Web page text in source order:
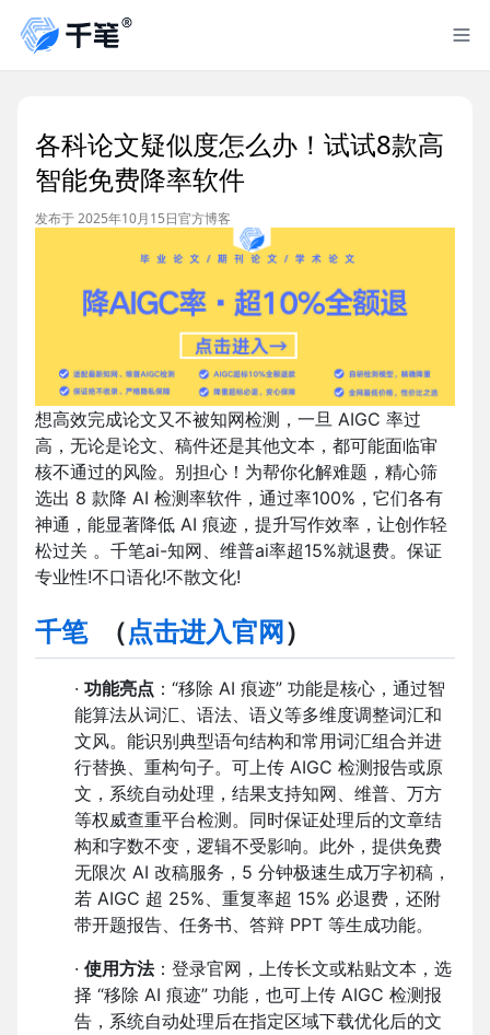
各科论文疑似度怎么办！试试8款高
智能免费降率软件
发布于 2025年10月15日官方博客
想高效完成论文又不被知网检测，一旦 AIGC 率过
高，无论是论文、稿件还是其他文本，都可能面临审
核不通过的风险。别担心！为帮你化解难题，精心筛
选出 8 款降 AI 检测率软件，通过率100%，它们各有
神通，能显著降低 AI 痕迹，提升写作效率，让创作轻
松过关 。千笔ai-知网、维普ai率超15%就退费。保证
专业性!不口语化!不散文化!
千笔（点击进入官网 ）
· 功能亮点 ：“移除 AI 痕迹” 功能是核心，通过智
能算法从词汇、语法、语义等多维度调整词汇和
文风。能识别典型语句结构和常用词汇组合并进
行替换、重构句子。可上传 AIGC 检测报告或原
文，系统自动处理，结果支持知网、维普、万方
等权威查重平台检测。同时保证处理后的文章结
构和字数不变，逻辑不受影响。此外，提供免费
无限次 AI 改稿服务，5 分钟极速生成万字初稿，
若 AIGC 超 25%、重复率超 15% 必退费，还附
带开题报告、任务书、答辩 PPT 等生成功能。
· 使用方法：登录官网，上传长文或粘贴文本，选
择 “移除 AI 痕迹” 功能，也可上传 AIGC 检测报
告，系统自动处理后在指定区域下载优化后的文